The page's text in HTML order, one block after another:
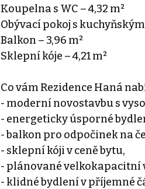
Koupelna s WC – 4,32 m²
Obývací pokoj s
Balkon – 3,96 m²
Sklepní kóje – 4,21 m²
Co vám Rezidence Haná
- moderní novostavbu s
- energeticky úsporné
- balkon pro odpočinek na
- sklepní kóji v ceně bytu,
- plánované velkokapacitní
- klidné bydlení v příjemné